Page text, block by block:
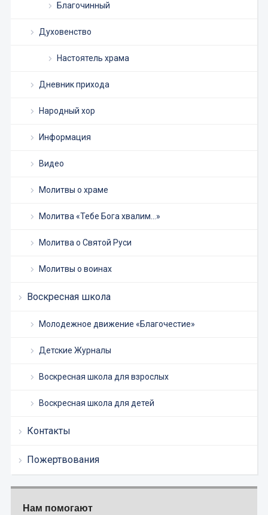
Благочинный
Духовенство
Настоятель храма
Дневник прихода
Народный хор
Информация
Видео
Молитвы о храме
Молитва «Тебе Бога хвалим…»
Молитва о Святой Руси
Молитвы о воинах
Воскресная школа
Молодежное движение «Благочестие»
Детские Журналы
Воскресная школа для взрослых
Воскресная школа для детей
Контакты
Пожертвования
Нам помогают